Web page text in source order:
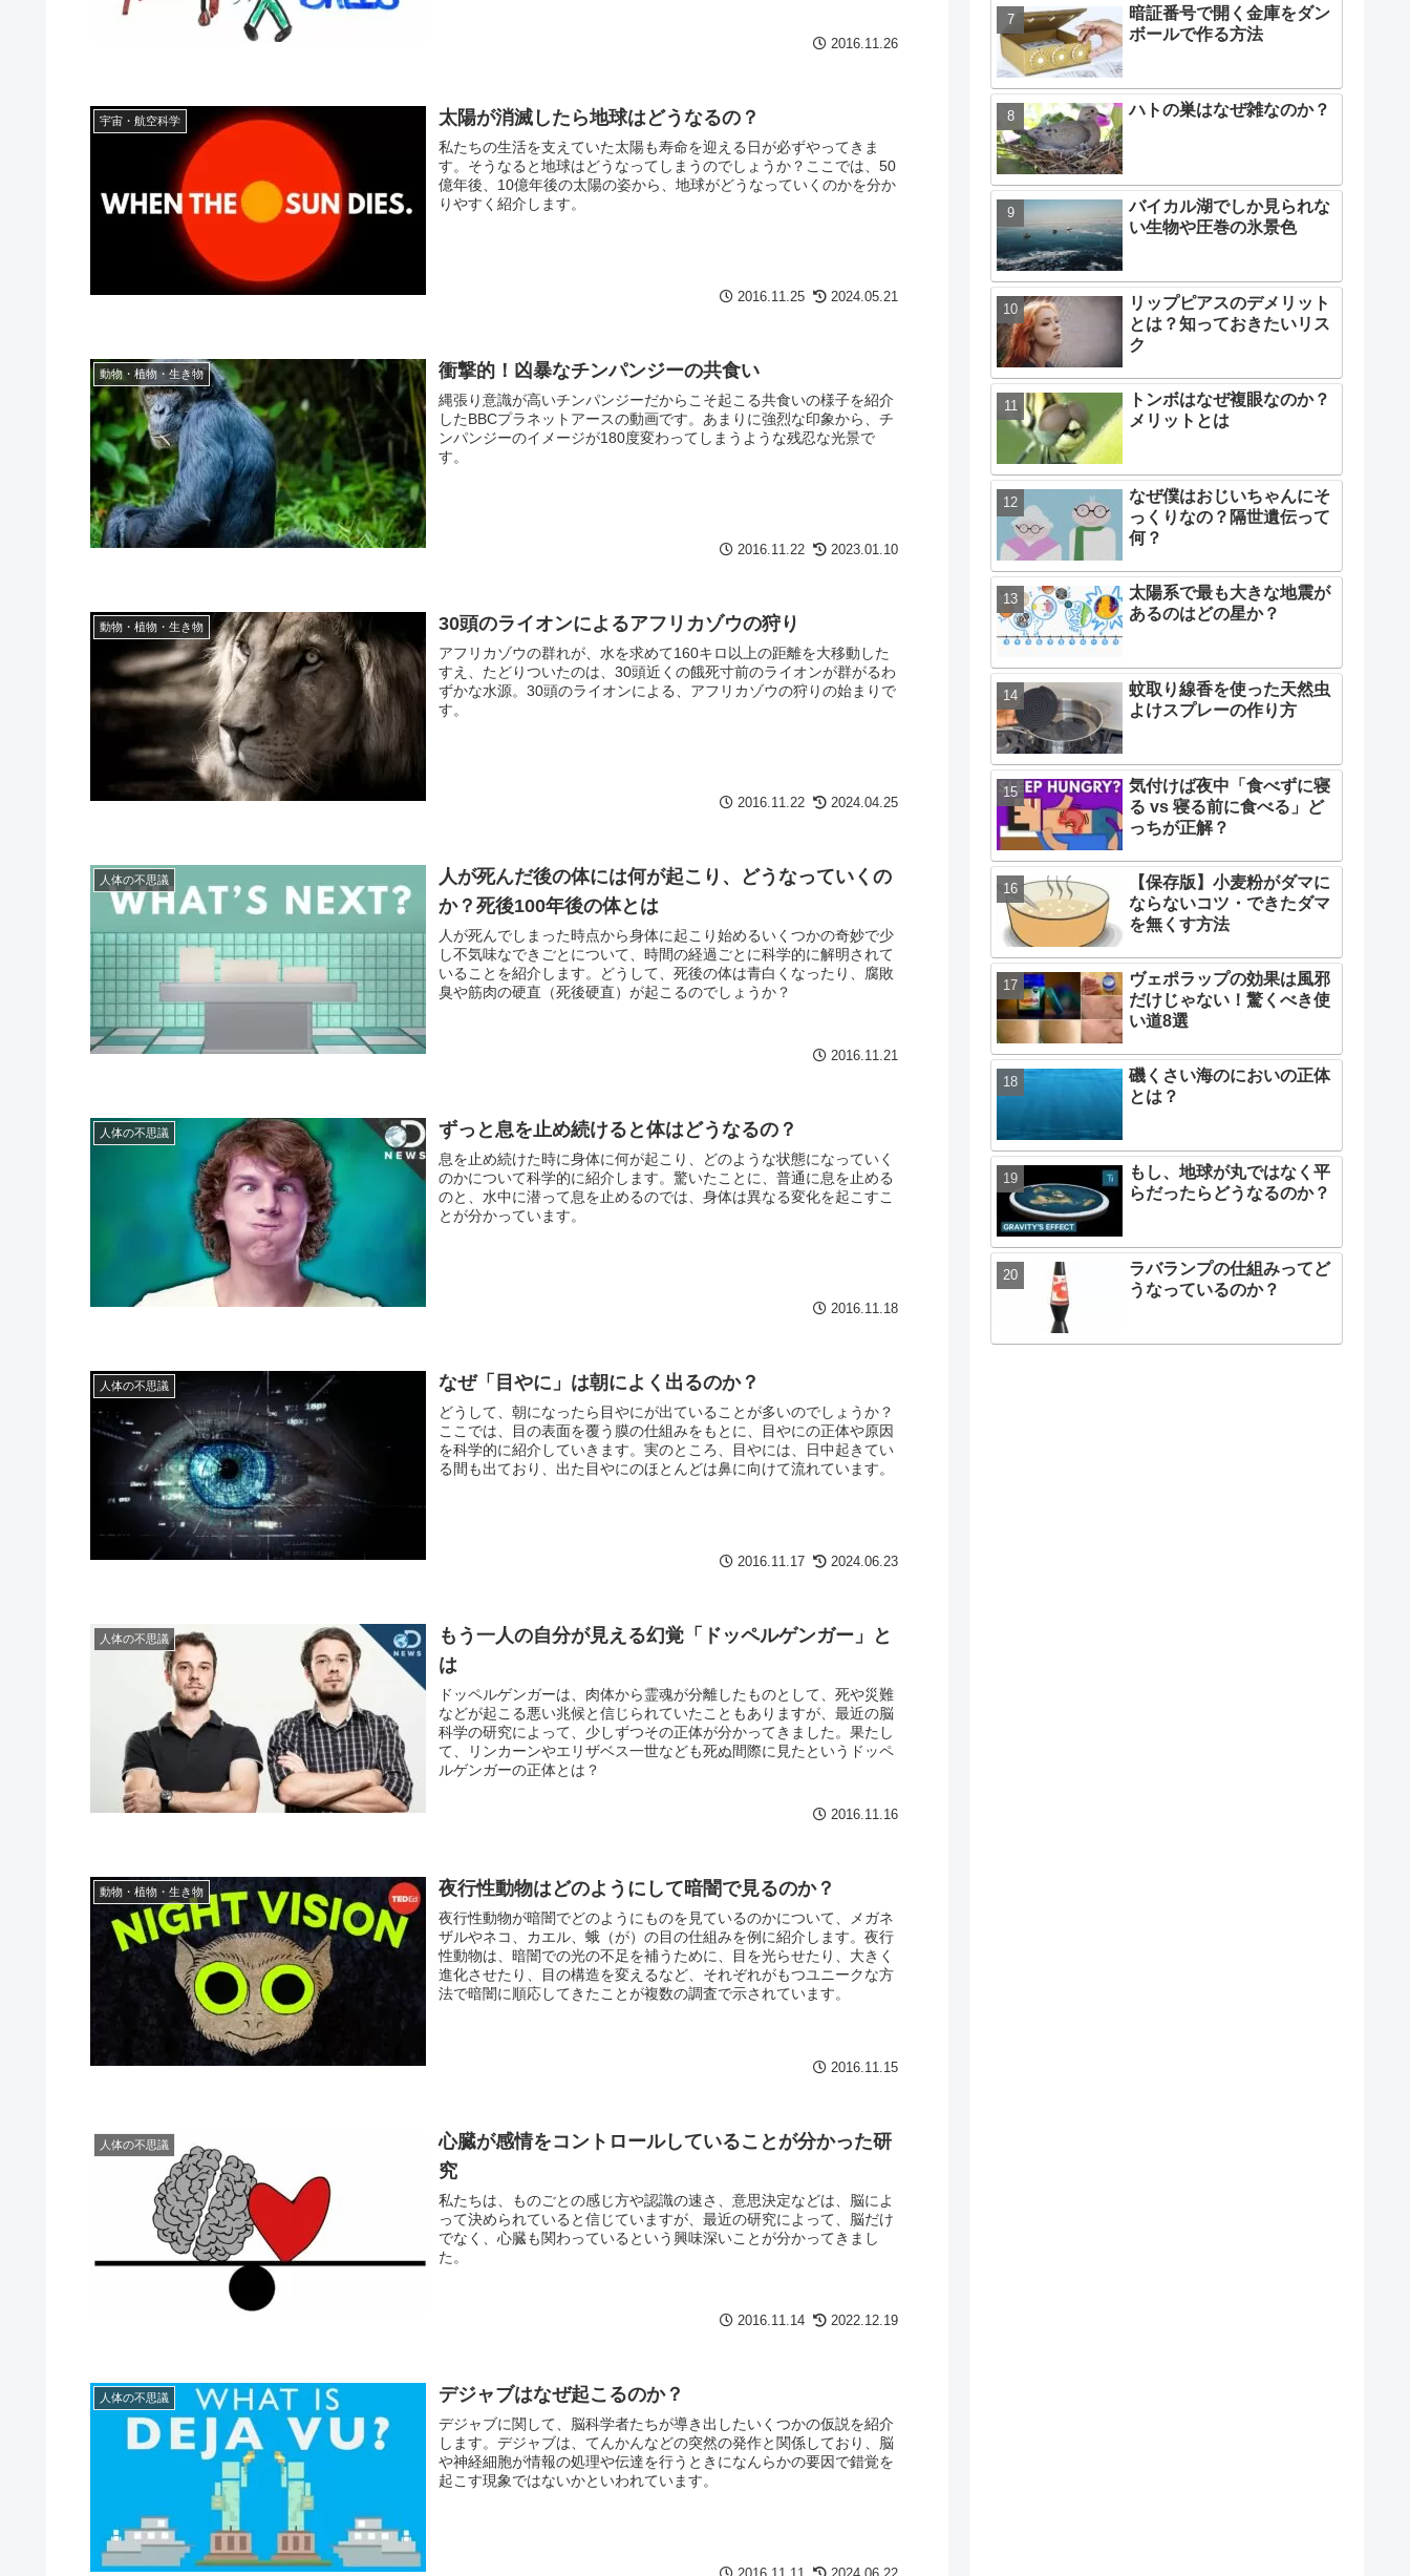
2016.11.26
宇宙・航空科学 太陽が消滅したら地球はどうなるの？
私たちの生活を支えていた太陽も寿命を迎える日が必ずやってきま
す。そうなると地球はどうなってしまうのでしょうか？ここでは、50
億年後、10億年後の太陽の姿から、地球がどうなっていくのかを分か
りやすく紹介します。
2016.11.25 2024.05.21
動物・植物・生き物 衝撃的！凶暴なチンパンジーの共食い
縄張り意識が高いチンパンジーだからこそ起こる共食いの様子を紹介
したBBCプラネットアースの動画です。あまりに強烈な印象から、チ
ンパンジーのイメージが180度変わってしまうような残忍な光景で
す。
2016.11.22 2023.01.10
動物・植物・生き物 30頭のライオンによるアフリカゾウの狩り
アフリカゾウの群れが、水を求めて160キロ以上の距離を大移動した
すえ、たどりついたのは、30頭近くの餓死寸前のライオンが群がるわ
ずかな水源。30頭のライオンによる、アフリカゾウの狩りの始まりで
す。
2016.11.22 2024.04.25
人体の不思議
人が死んだ後の体には何が起こり、どうなっていくの
か？死後100年後の体とは
人が死んでしまった時点から身体に起こり始めるいくつかの奇妙で少
し不気味なできごとについて、時間の経過ごとに科学的に解明されて
いることを紹介します。どうして、死後の体は青白くなったり、腐敗
臭や筋肉の硬直（死後硬直）が起こるのでしょうか？
2016.11.21
人体の不思議 ずっと息を止め続けると体はどうなるの？
息を止め続けた時に身体に何が起こり、どのような状態になっていく
のかについて科学的に紹介します。驚いたことに、普通に息を止める
のと、水中に潜って息を止めるのでは、身体は異なる変化を起こすこ
とが分かっています。
2016.11.18
人体の不思議 なぜ「目やに」は朝によく出るのか？
どうして、朝になったら目やにが出ていることが多いのでしょうか？
ここでは、目の表面を覆う膜の仕組みをもとに、目やにの正体や原因
を科学的に紹介していきます。実のところ、目やには、日中起きてい
る間も出ており、出た目やにのほとんどは鼻に向けて流れています。
2016.11.17 2024.06.23
人体の不思議
もう一人の自分が見える幻覚「ドッペルゲンガー」と
は
ドッペルゲンガーは、肉体から霊魂が分離したものとして、死や災難
などが起こる悪い兆候と信じられていたこともありますが、最近の脳
科学の研究によって、少しずつその正体が分かってきました。果たし
て、リンカーンやエリザベス一世なども死ぬ間際に見たというドッペ
ルゲンガーの正体とは？
2016.11.16
動物・植物・生き物 夜行性動物はどのようにして暗闇で見るのか？
夜行性動物が暗闇でどのようにものを見ているのかについて、メガネ
ザルやネコ、カエル、蛾（が）の目の仕組みを例に紹介します。夜行
性動物は、暗闇での光の不足を補うために、目を光らせたり、大きく
進化させたり、目の構造を変えるなど、それぞれがもつユニークな方
法で暗闇に順応してきたことが複数の調査で示されています。
2016.11.15
人体の不思議
心臓が感情をコントロールしていることが分かった研
究
私たちは、ものごとの感じ方や認識の速さ、意思決定などは、脳によ
って決められていると信じていますが、最近の研究によって、脳だけ
でなく、心臓も関わっているという興味深いことが分かってきまし
た。
2016.11.14 2022.12.19
人体の不思議 デジャブはなぜ起こるのか？
デジャブに関して、脳科学者たちが導き出したいくつかの仮説を紹介
します。デジャブは、てんかんなどの突然の発作と関係しており、脳
や神経細胞が情報の処理や伝達を行うときになんらかの要因で錯覚を
起こす現象ではないかといわれています。
暗証番号で開く金庫をダン
ボールで作る方法
ハトの巣はなぜ雑なのか？
バイカル湖でしか見られな
い生物や圧巻の氷景色
リップピアスのデメリット
とは？知っておきたいリス
ク
トンボはなぜ複眼なのか？
メリットとは
なぜ僕はおじいちゃんにそ
っくりなの？隔世遺伝って
何？
太陽系で最も大きな地震が
あるのはどの星か？
蚊取り線香を使った天然虫
よけスプレーの作り方
気付けば夜中「食べずに寝
る vs 寝る前に食べる」ど
っちが正解？
【保存版】小麦粉がダマに
ならないコツ・できたダマ
を無くす方法
ヴェポラップの効果は風邪
だけじゃない！驚くべき使
い道8選
磯くさい海のにおいの正体
とは？
もし、地球が丸ではなく平
らだったらどうなるのか？
ラバランプの仕組みってど
うなっているのか？